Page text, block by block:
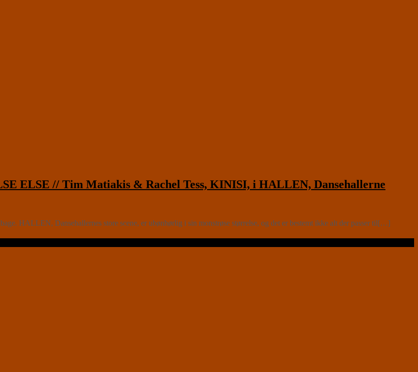
ELSE // Tim Matiakis & Rachel Tess, KINISI, i HALLEN, Dansehallerne
HALLEN, Dansehallernes store scene, er ubønhørlig i sin monstrøse størrelse, og det er bestemt ikke alt der passer til[…]